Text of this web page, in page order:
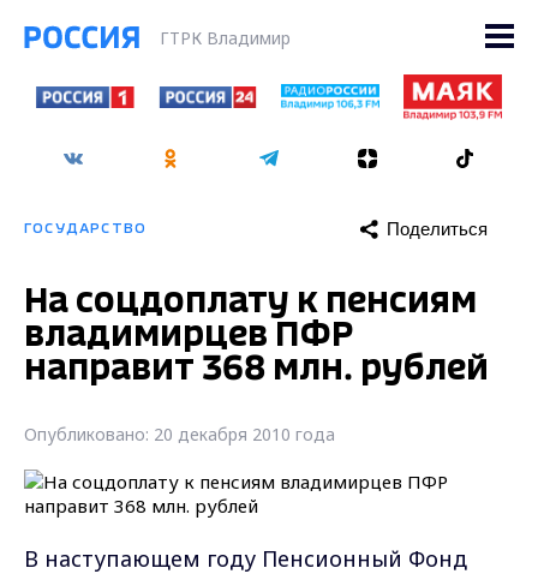
ГТРК Владимир
ГОСУДАРСТВО Поделиться
На соцдоплату к пенсиям
владимирцев ПФР
направит 368 млн. рублей
Опубликовано: 20 декабря 2010 года
В наступающем году Пенсионный Фонд